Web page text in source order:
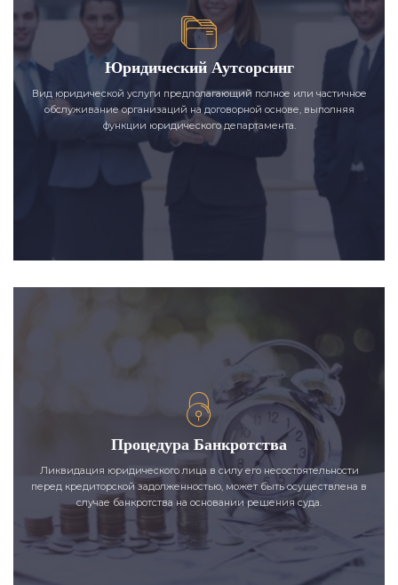
Юридический Аутсорсинг
Вид юридической услуги предполагающий полное или частичное
обслуживание организаций на договорной основе, выполняя
функции юридического департамента.
Процедура Банкротства
Ликвидация юридического лица в силу его несостоятельности
перед кредиторской задолженностью, может быть осуществлена в
случае банкротства на основании решения суда.